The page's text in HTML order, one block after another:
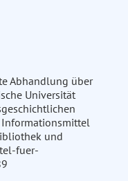
Abhandlung über
Universität
Informationsmittel
und
fuer-